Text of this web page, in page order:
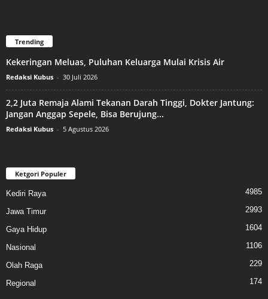
Trending
Kekeringan Meluas, Puluhan Keluarga Mulai Krisis Air
Redaksi Kubus - 30 Juli 2026
2,2 Juta Remaja Alami Tekanan Darah Tinggi, Dokter Jantung:
Jangan Anggap Sepele, Bisa Berujung...
Redaksi Kubus - 5 Agustus 2026
Ketgori Populer
Kediri Raya 4985
Jawa Timur 2993
Gaya Hidup 1604
Nasional 1106
Olah Raga 229
Regional 174